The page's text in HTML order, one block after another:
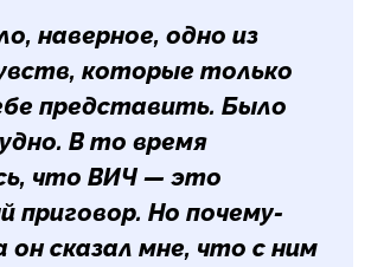
наверное, одно из
которые только
представить. Было
В то время
что ВИЧ — это
приговор. Но почему-
он сказал мне, что с ним